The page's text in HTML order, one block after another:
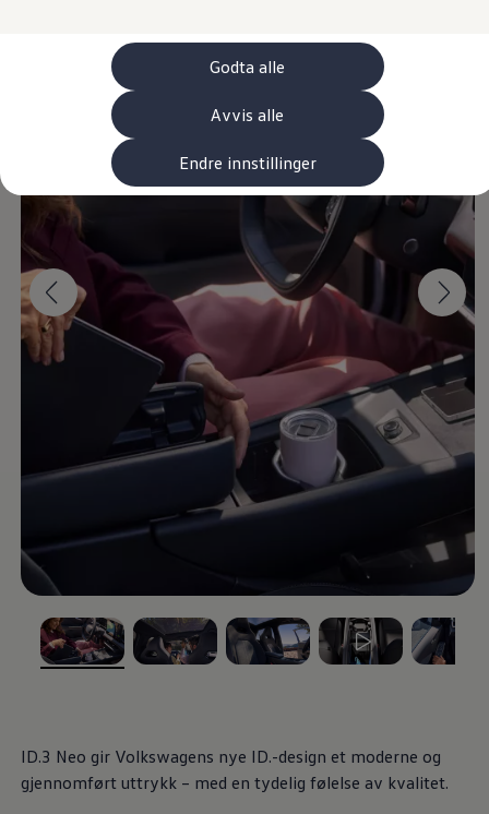
Godta alle
Avvis alle
Endre innstillinger
Lastsikring
Billån
Bilforsikring
Varebiler med firehjulstrekk
Proff leasing
Kundeløfter
Connect Pro
Klimakalkulator
Finansiering
Billån
Lease eller kjøpe bil
Bilforsikring
Lading
Ladekort fra Volkswagen
Hjemmelading
Hurtiglading
Ruteplanlegger
Elbillader
Rekkevidde-kalkulator
Ladekalkulator
Oppgitt vs. faktisk rekkevidde
myVolkswagen
Biltilbehør
Instruksjonsbok
Varsellamper
Digitale tjenester
Connect Shop
Bilhold
Bilservice
Nybilgaranti
, 1 av 5
ID.3 Neo gir Volkswagens nye ID.-design et moderne og
gjennomført uttrykk – med en tydelig følelse av kvalitet.